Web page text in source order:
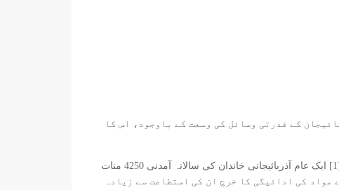
کے زیر حکومت تھا۔ آذربائیجان کے قدرتی وسائل کی وسعت کے باوجود، اس کا
اگرچہ سرکاری اسکولوں میں تعلیم مفت ہے، مگر زیادہ اعلی تعلیم کا انحصار خاندان کی مالی حالت پر ہوتا ہے۔ [1] ایک عام آذربائیجانی خاندان کی سالانہ آمدنی 4250 منات
مواد کی ادائیگی کا خرچ ان کی استطاعت سے زیادہ